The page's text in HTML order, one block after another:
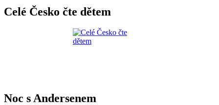
Celé Česko čte dětem
Noc s Andersenem